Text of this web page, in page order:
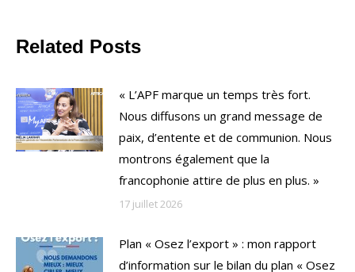
Related Posts
« L’APF marque un temps très fort.
Nous diffusons un grand message de
paix, d’entente et de communion. Nous
montrons également que la
francophonie attire de plus en plus. »
17 juillet 2026
Plan « Osez l’export » : mon rapport
d’information sur le bilan du plan « Osez